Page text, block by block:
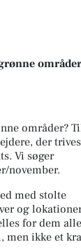
områder
områder?
der trives
Vi søger
november.
med stolte
og
for dem
men ikke et